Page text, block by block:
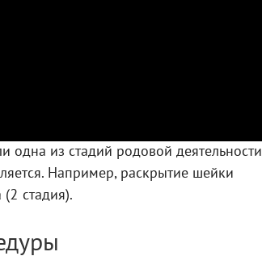
одна из стадий родовой деятельности
Например, раскрытие шейки
стадия).